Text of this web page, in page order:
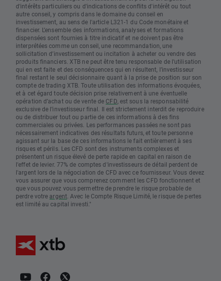
d'intérêts particuliers ou d'indications de conflits d'intérêt ou tout
autre conseil, y compris dans le domaine du conseil en
investissement, au sens de l'article L321-1 du Code monétaire et
financier. L’ensemble des informations, analyses et formations
dispensées sont fournies à titre indicatif et ne doivent pas être
interprétées comme un conseil, une recommandation, une
sollicitation d’investissement ou incitation à acheter ou vendre des
produits financiers. XTB ne peut être tenu responsable de l’utilisation
qui en est faite et des conséquences qui en résultent, l’investisseur
final restant le seul décisionnaire quant à la prise de position sur son
compte de trading XTB. Toute utilisation des informations évoquées,
et à cet égard toute décision prise relativement à une éventuelle
opération d’achat ou de vente de CFD , est sous la responsabilité
exclusive de l’investisseur final. Il est strictement interdit de reproduire
ou de distribuer tout ou partie de ces informations à des fins
commerciales ou privées. Les performances passées ne sont pas
nécessairement indicatives des résultats futurs, et toute personne
agissant sur la base de ces informations le fait entièrement à ses
risques et périls. Les CFD sont des instruments complexes et
présentent un risque élevé de perte rapide en capital en raison de
l'effet de levier. 77% de comptes d'investisseurs de détail perdent de
l'argent lors de la négociation de CFD avec ce fournisseur. Vous devez
vous assurer que vous comprenez comment les CFD fonctionnent et
que vous pouvez vous permettre de prendre le risque probable de
perdre votre argent. Avec le Compte Risque Limité, le risque de pertes
est limité au capital investi."